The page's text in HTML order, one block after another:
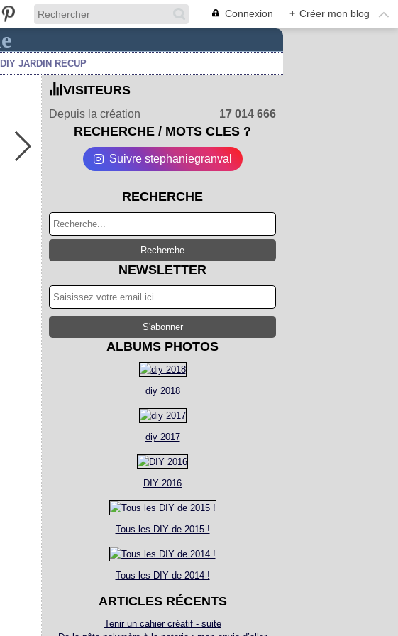
Connexion + Créer mon blog
DIY JARDIN RECUP
VISITEURS
Depuis la création 17 014 666
RECHERCHE / MOTS CLES ?
Suivre stephaniegranval
RECHERCHE
NEWSLETTER
ALBUMS PHOTOS
diy 2018
diy 2017
DIY 2016
Tous les DIY de 2015 !
Tous les DIY de 2014 !
ARTICLES RÉCENTS
Tenir un cahier créatif - suite